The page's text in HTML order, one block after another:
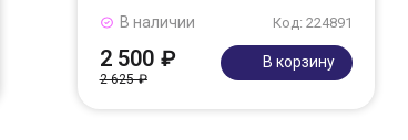
Код: 224891
В наличии
2 500 ₽
2 625 ₽
В корзину